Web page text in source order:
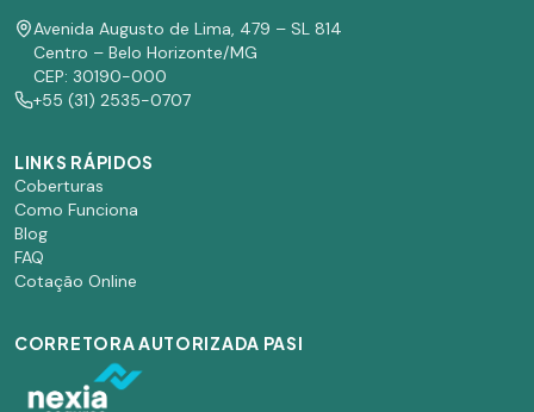
Avenida Augusto de Lima, 479 – SL 814
Centro – Belo Horizonte/MG
CEP: 30190-000
+55 (31) 2535-0707
LINKS RÁPIDOS
Coberturas
Como Funciona
Blog
FAQ
Cotação Online
CORRETORA AUTORIZADA PASI